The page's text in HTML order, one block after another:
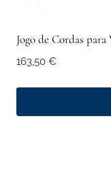
Jogo de Cordas
163,50 €